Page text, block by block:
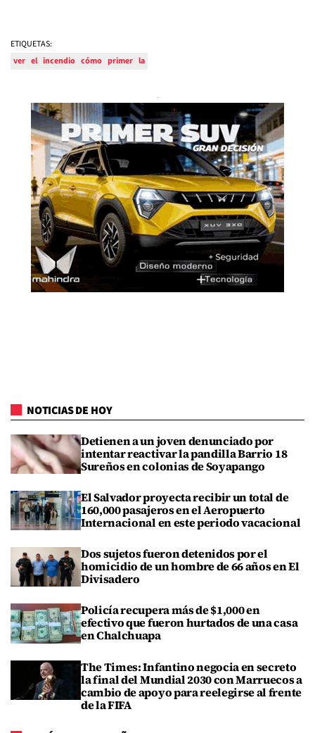
ETIQUETAS:
ver el incendio cómo primer la
NOTICIAS DE HOY
Detienen a un joven denunciado por
intentar reactivar la pandilla Barrio 18
Sureños en colonias de Soyapango
El Salvador proyecta recibir un total de
160,000 pasajeros en el Aeropuerto
Internacional en este periodo vacacional
Dos sujetos fueron detenidos por el
homicidio de un hombre de 66 años en El
Divisadero
Policía recupera más de $1,000 en
efectivo que fueron hurtados de una casa
en Chalchuapa
The Times: Infantino negocia en secreto
la final del Mundial 2030 con Marruecos a
cambio de apoyo para reelegirse al frente
de la FIFA